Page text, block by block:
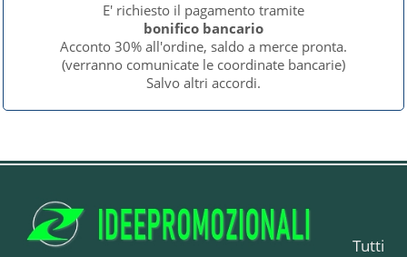
E' richiesto il pagamento tramite
bonifico bancario
Acconto 30% all'ordine, saldo a merce pronta.
(verranno comunicate le coordinate bancarie)
Salvo altri accordi.
Tutti